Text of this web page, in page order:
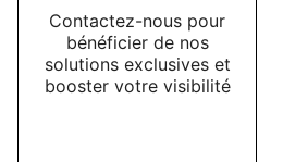
Contactez-nous pour
bénéficier de nos
solutions exclusives et
booster votre visibilité